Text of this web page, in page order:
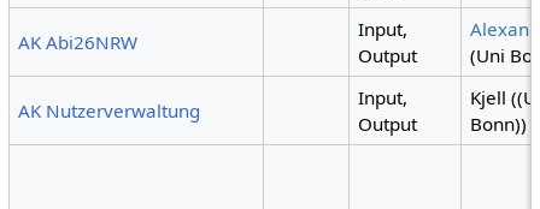
AK Abi26NRW
Input,
Output
(Uni
AK Nutzerverwaltung
Input,
Output
Kjell
Bonn))